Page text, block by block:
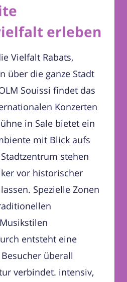
erleben
Vielfalt Rabats,
über die ganze Stadt
Souissi findet das
Konzerten
in Sale bietet ein
mit Blick aufs
stehen
vor historischer
Spezielle Zonen
entsteht eine
überall
verbindet. intensiv,